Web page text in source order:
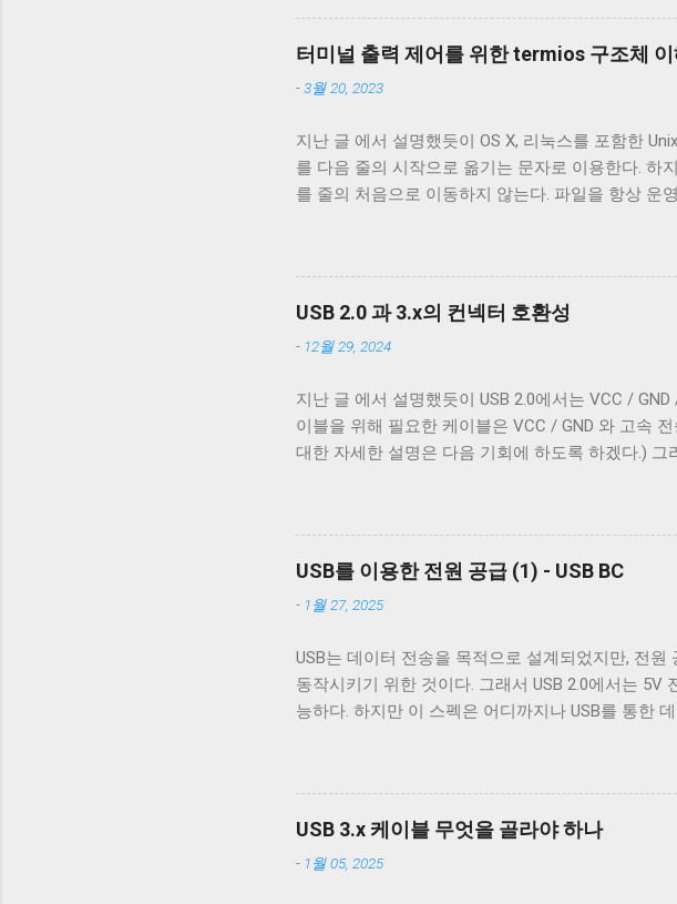
폐 위 사진은 집에서 돌아다니던 A - Micro-B USB
알 수 있다. 이 선들은 금속 선이지만 전선은 아니
속 선을 벗겨야 나온다. 이번에 자른 케이블에는 두
도체의 가닥으로 이루어져 있다. 전자는 보통 호일
수 전자기파를 차단하는 것에 효과적이고, 호일 차
케이블은 이 두 차폐를 사용하는 것이 필수적이고,
케이블을 쓰지 않는 한 요즘은 USB 2.0 케이블에도
터미널 출력 제어를 위한 termios 구조체 이
-3월 20, 2023
지난 글 에서 설명했듯이 OS X, 리눅스를 포함한
를 다음 줄의 시작으로 옮기는 문자로 이용한다. 하
를 줄의 처음으로 이동하지 않는다. 파일을 항상 운
이 차이는 문제될 수 있다. 이 차이를 다루기 위해
래그가 POSIX.1 표준이 정의 하는 termios 구조체
리를 할지에 대한 플래그다. c_oflag에서 가장 중요
래그로 OPOST 가 꺼져있으면 다른 플래그와 상관
거의 없다. 하지만 터미널을 텍스트를 보여주기 위
면 터미널은 출력을 해석할 때 NL 을 CRNL 로 해석
처음으로 이동하는 것이 아닌, 현재 위치의 다음 줄
해야 할 경우, CRNL 을 NL 로 바꾸지 않고도
USB 2.0 과 3.x의 컨넥터 호환성
- 12월 29, 2024
지난 글 에서 설명했듯이 USB 2.0에서는 VCC /
이블을 위해 필요한 케이블은 VCC / GND 와 고속
대한 자세한 설명은 다음 기회에 하도록 하겠다.) 그
기 때문에 새로운 5개의 선이 더 필요하다. 이미지
USB 3.0 표준은 새로운 모양의 Type B 컨넥터를 도
구조로 돼있기 때문이다. 따라서 Type B 컨넥터의
쉽게 구분할 수 있다. 하지만 Type A 컨넥터나
의 선을 연결할 수 있는 Type C 컨넥터는 컨넥터 모
가 480 Mbps인 케이블을 만나게 된다. USB 2.0
터도 원래는 4개의 핀만을 지원하도록 설계됐다.
USB 3.x를 위해 새로운 모양의 컨넥터를...
USB를 이용한 전원 공급 (1) - USB BC
- 1월 27, 2025
USB는 데이터 전송을 목적으로 설계되었지만, 전
동작시키기 위한 것이다. 그래서 USB 2.0에서는 5V
능하다. 하지만 이 스펙은 어디까지나 USB를 통한
필요로 했고, USB를 통한 전원 충전은 USB가 본
비롯한 많은 MP3 플레이어나 PMP 플레이어들이
포트가 필요하니 별도의 충전 포트를 만드는 것보
때문이다. 결국 브랜드마다 독자적인 USB를 통한
를 원했고, 결국 2007년 USB-IF는 USB Battery
USB 3.x 케이블 무엇을 골라야 하나
- 1월 05, 2025